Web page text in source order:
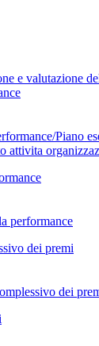
e valutazione
Piano
attivita
performance
dei premi
dei